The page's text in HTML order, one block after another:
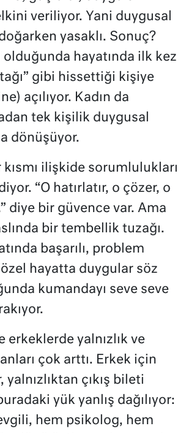
veriliyor. Yani duygusal
yasaklı. Sonuç?
olduğunda hayatında ilk kez
gibi hissettiği kişiye
açılıyor. Kadın da
tek kişilik duygusal
dönüşüyor.
ilişkide sorumlulukları
“O hatırlatır, o çözer, o
diye bir güvence var. Ama
bir tembellik tuzağı.
başarılı, problem
hayatta duygular söz
kumandayı seve seve
erkeklerde yalnızlık ve
çok arttı. Erkek için
yalnızlıktan çıkış bileti
yük yanlış dağılıyor:
hem psikolog, hem